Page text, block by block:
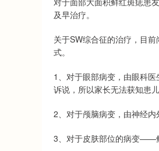
及早治疗。
关于SW综合征的治疗，目
式。
1、对于眼部病变，由眼科
诉说，所以家长无法获知患
2、对于颅脑病变，由神经
3、对于皮肤部位的病变——